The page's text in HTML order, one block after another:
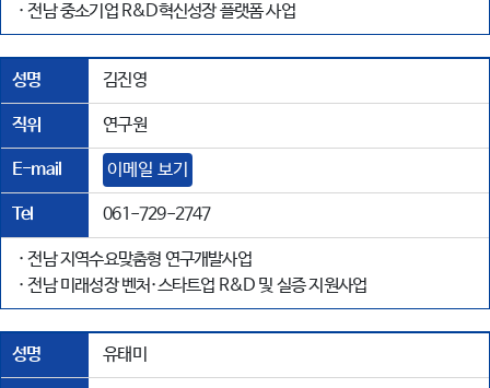
· 전남 중소기업 R&D혁신성장 플랫폼 사업
성명 김진영
직위 연구원
E-mail 이메일 보기
Tel 061-729-2747
· 전남 지역수요맞춤형 연구개발사업
· 전남 미래성장 벤처·스타트업 R&D 및 실증 지원사업
성명 유태미